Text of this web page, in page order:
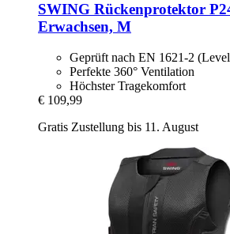
SWING Rückenprotektor
Erwachsen, M
Geprüft nach EN 1621-2
Perfekte 360° Ventilation
Höchster Tragekomfort
€ 109,99
Gratis Zustellung bis 11. August